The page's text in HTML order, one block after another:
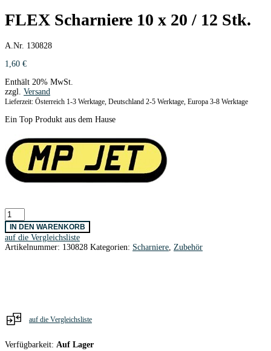
FLEX Scharniere 10 x 20 / 12 Stk.
A.Nr. 130828
1,60 €
Enthält 20% MwSt.
zzgl. Versand
Lieferzeit: Österreich 1-3 Werktage, Deutschland 2-5 Werktage, Europa 3-8 Werktage
Ein Top Produkt aus dem Hause
FLEX
Scharniere
10
x
20
IN DEN WARENKORB
auf die Vergleichsliste
Artikelnummer: 130828 Kategorien: Scharniere Zubehör
auf die Vergleichsliste
Verfügbarkeit: Auf Lager